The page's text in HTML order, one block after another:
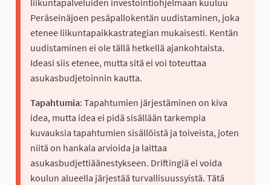
liikuntapalveluiden investointiohjelmaan kuuluu
Peräseinäjoen pesäpallokentän uudistaminen, joka
etenee liikuntapaikkastrategian mukaisesti. Kentän
uudistaminen ei ole tällä hetkellä ajankohtaista.
Ideasi siis etenee, mutta sitä ei voi toteuttaa
asukasbudjetoinnin kautta.
Tapahtumia: Tapahtumien järjestäminen on kiva
idea, mutta idea ei pidä sisällään tarkempia
kuvauksia tapahtumien sisällöistä ja toiveista, joten
niitä on hankala arvioida ja laittaa
asukasbudjettiäänestykseen. Driftingiä ei voida
koulun alueella järjestää turvallisuussyistä. Tätä